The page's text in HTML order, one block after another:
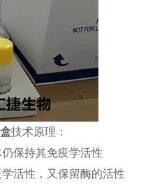
技术原理：
保持其免疫学活性
活性，又保留酶的活性